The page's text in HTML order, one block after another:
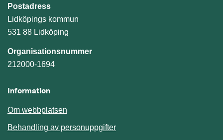
Postadress
Lidköpings kommun
531 88 Lidköping
Organisationsnummer
212000-1694
Information
Om webbplatsen
Behandling av personuppgifter